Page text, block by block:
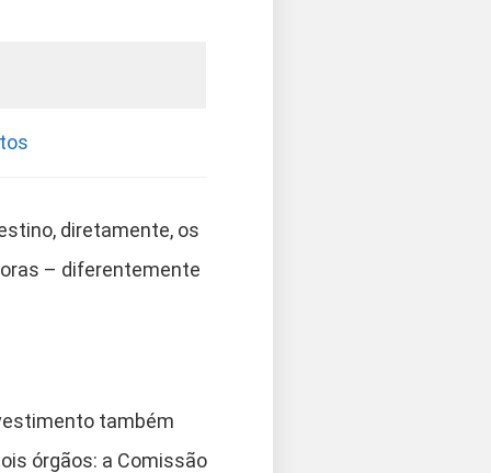
diretamente, os
– diferentemente
também
órgãos: a Comissão